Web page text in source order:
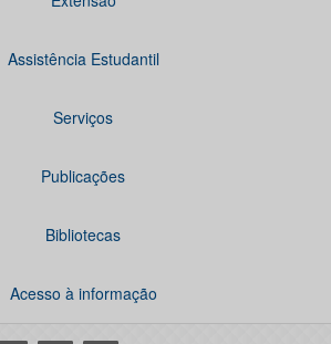
Assistência Estudantil
Serviços
Publicações
Bibliotecas
Acesso à informação